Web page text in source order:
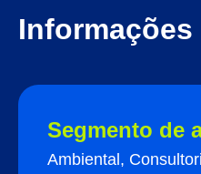
Segmento de
Ambiental,